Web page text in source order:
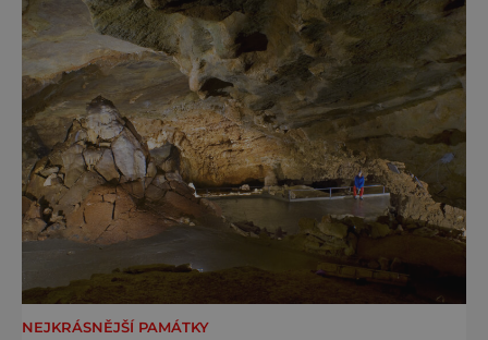
„Buďte
NEJKRÁSNĚJŠÍ PAMÁTKY